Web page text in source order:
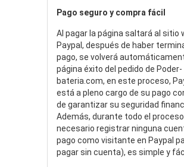
Pago seguro y compra fácil
Al pagar la página saltará al sitio
Paypal, después de haber
pago, se volverá
página éxito del pedido de Poder-
bateria.com, en este proceso,
está a pleno cargo de su pago
de garantizar su seguridad
Además, durante todo el
necesario registrar ninguna
pago como visitante en Paypal
pagar sin cuenta), es simple y